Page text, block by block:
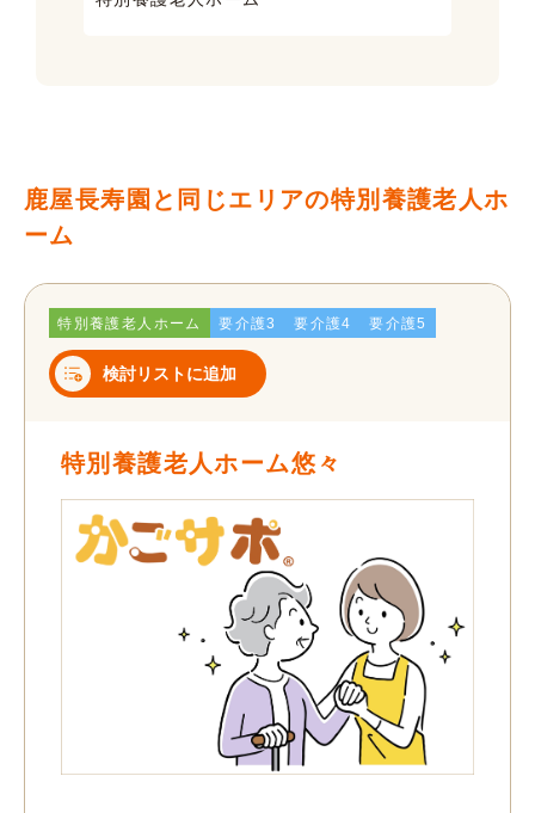
鹿屋長寿園と同じエリアの特別養護老人ホ
ーム
特別養護老人ホーム 要介護3 要介護4 要介護5
検討リストに追加
特別養護老人ホーム悠々